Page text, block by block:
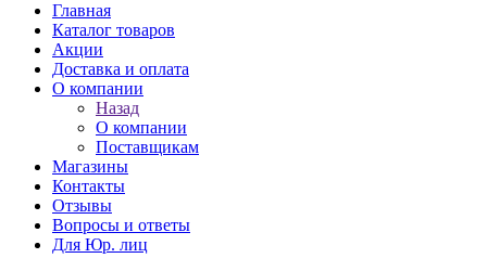
Главная
Каталог товаров
Акции
Доставка и оплата
О компании
Назад
О компании
Поставщикам
Магазины
Контакты
Отзывы
Вопросы и ответы
Для Юр. лиц